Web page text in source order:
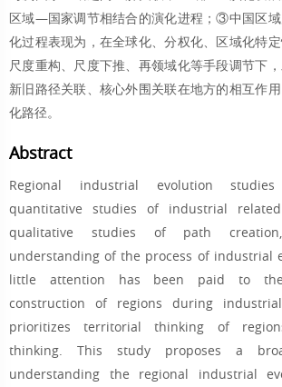
区域—国家调节相结合的演化进程；③中国区
化过程表现为，在全球化、分权化、区域化特
尺度重构、尺度下推、再领域化等手段调节下，
新旧路径关联、核心外围关联在地方的相互作
化路径。
Abstract
Regional industrial evolution
quantitative studies of industrial
qualitative studies of path
understanding of the process of industrial
little attention has been paid to
construction of regions during
prioritizes territorial thinking of
thinking. This study proposes a
understanding the regional industrial